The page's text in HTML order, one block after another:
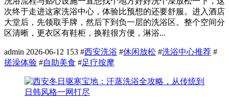
次终于走进这家洗浴中心，体验比预想的还要舒服。进入酒店
大堂后，先领取手牌，然后下到负一层的洗浴区。整个空间分
区清晰，更衣区有鞋柜，换鞋很方便，淋浴...
admin 2026-06-12 153 #西安洗浴 #休闲放松 #洗浴中心推荐 #
搓澡体验 #自助美食 #足疗按摩